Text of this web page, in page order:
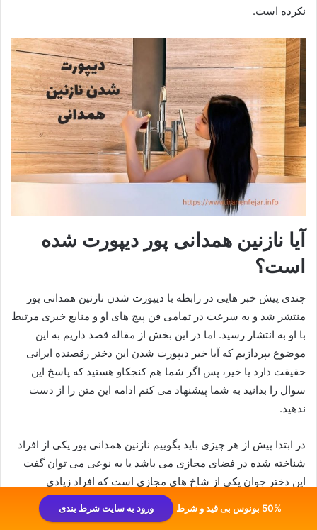
نکرده است.
آیا نازنین همدانی پور دیپورت شده
است؟
چندی پیش خبر هایی در رابطه با دیپورت شدن نازنین همدانی پور
منتشر شد و به سرعت در تمامی فن پیج های او و منابع خبری مرتبط
با او به انتشار رسید. اما در این بخش از مقاله قصد داریم به این
موضوع بپردازیم که آیا خبر دیپورت شدن این دختر رقصنده ایرانی
حقیقت دارد یا خیر، پس اگر شما هم کنجکاو هستید که پاسخ این
سوال را بدانید به شما پیشنهاد می کنم ادامه این متن را از دست
ندهید.
در ابتدا پیش از هر چیزی باید بگوییم نازنین همدانی پور یکی از افراد
شناخته شده در فضای مجازی می باشد یا به نوعی می توان گفت
این دختر جوان یکی از شاخ های مجازی است که افراد زیادی
خصوصا جوانان او را می شناسند.
50% بونوس بی قید و شرط ورود به سایت شرط بندی